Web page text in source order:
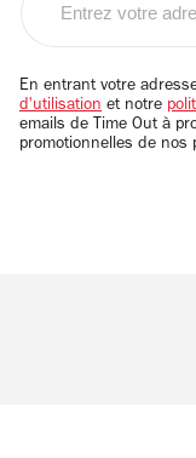
email
En entrant votre
d'utilisation et notre
emails de Time Out à
promotionnelles de nos